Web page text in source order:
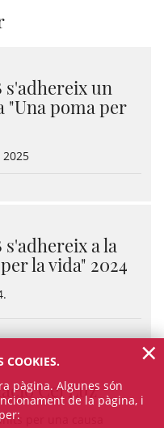
s'adhereix un
"Una poma per
s'adhereix a la
la vida" 2024
Cel Luz
per una causa
COOKIES.
pàgina. Algunes són
de la pàgina, i
×